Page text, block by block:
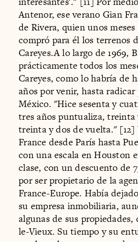
Antenor, ese verano Gian
de Rivera, quien unos meses
compró para él los terrenos
Careyes.A lo largo de 1969,
prácticamente todos los
Careyes, como lo habría de
años por venir, hasta
México. "Hice sesenta y
tres años puntualiza, treinta
treinta y dos de vuelta." [12]
France desde París hasta
con una escala en Houston
clase, con un descuento de
por ser propietario de la
France-Europe. Había
su empresa inmobiliaria,
algunas de sus
le-Vieux. Su tiempo y su